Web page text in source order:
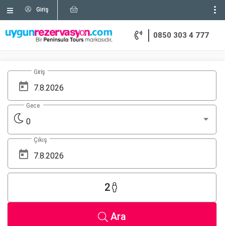
Giriş
0850 303 4 777
Giriş
0
Gece
Çıkış
2
Ara